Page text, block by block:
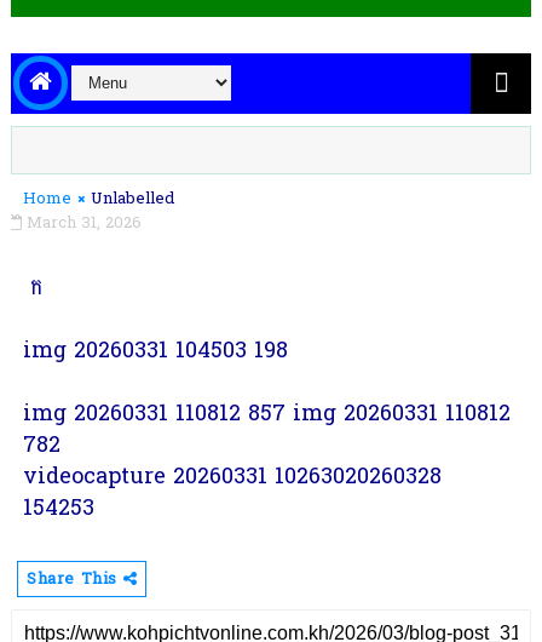
Home
Unlabelled
March 31, 2026
ក
img 20260331 104503 198
img 20260331 110812 857 img 20260331 110812
782
videocapture 20260331 10263020260328
154253
Share This